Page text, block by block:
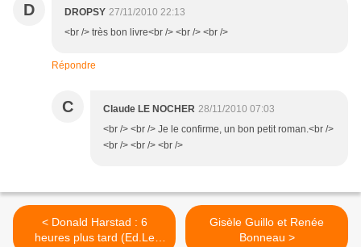
D DROPSY 27/11/2010 22:13
<br /> très bon livre<br /> <br /> <br />
Répondre
C Claude LE NOCHER 28/11/2010 07:03
<br /> <br /> Je le confirme, un bon petit roman.<br />
<br /> <br /> <br />
< Donald Harstad : 6
heures plus tard (Ed.Le
Gisèle Guillo et Renée
Bonneau >